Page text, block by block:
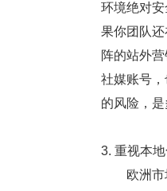
环境绝对
果你团队
阵的站外
社媒账号
的风险，是
3. 重视本
欧洲市场